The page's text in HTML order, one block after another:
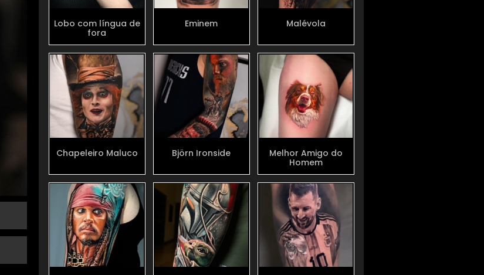
Lobo com língua de
fora
Eminem Malévola
Chapeleiro Maluco Björn Ironside
Melhor Amigo do
Homem